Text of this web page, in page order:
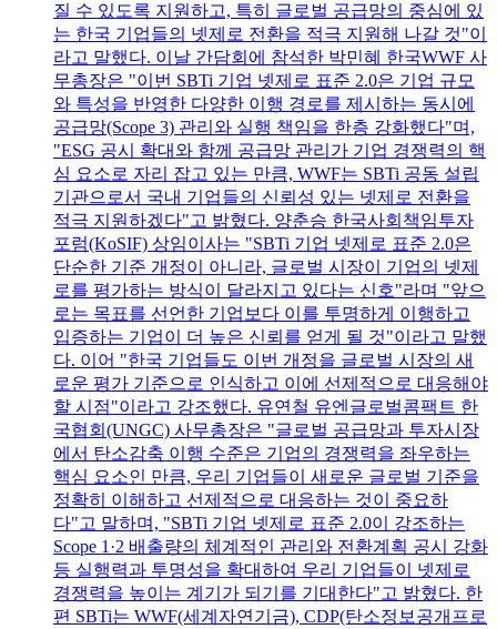
질 수 있도록 지원하고, 특히 글로벌 공급망의 중심에 있
는 한국 기업들의 넷제로 전환을 적극 지원해 나갈 것"이
라고 말했다. 이날 간담회에 참석한 박민혜 한국WWF 사
무총장은 "이번 SBTi 기업 넷제로 표준 2.0은 기업 규모
와 특성을 반영한 다양한 이행 경로를 제시하는 동시에
공급망(Scope 3) 관리와 실행 책임을 한층 강화했다"며,
"ESG 공시 확대와 함께 공급망 관리가 기업 경쟁력의 핵
심 요소로 자리 잡고 있는 만큼, WWF는 SBTi 공동 설립
기관으로서 국내 기업들의 신뢰성 있는 넷제로 전환을
적극 지원하겠다"고 밝혔다. 양춘승 한국사회책임투자
포럼(KoSIF) 상임이사는 "SBTi 기업 넷제로 표준 2.0은
단순한 기준 개정이 아니라, 글로벌 시장이 기업의 넷제
로를 평가하는 방식이 달라지고 있다는 신호"라며 "앞으
로는 목표를 선언한 기업보다 이를 투명하게 이행하고
입증하는 기업이 더 높은 신뢰를 얻게 될 것"이라고 말했
다. 이어 "한국 기업들도 이번 개정을 글로벌 시장의 새
로운 평가 기준으로 인식하고 이에 선제적으로 대응해야
할 시점"이라고 강조했다. 유연철 유엔글로벌콤팩트 한
국협회(UNGC) 사무총장은 "글로벌 공급망과 투자시장
에서 탄소감축 이행 수준은 기업의 경쟁력을 좌우하는
핵심 요소인 만큼, 우리 기업들이 새로운 글로벌 기준을
정확히 이해하고 선제적으로 대응하는 것이 중요하
다"고 말하며, "SBTi 기업 넷제로 표준 2.0이 강조하는
Scope 1·2 배출량의 체계적인 관리와 전환계획 공시 강화
등 실행력과 투명성을 확대하여 우리 기업들이 넷제로
경쟁력을 높이는 계기가 되기를 기대한다"고 밝혔다. 한
편 SBTi는 WWF(세계자연기금), CDP(탄소정보공개프로